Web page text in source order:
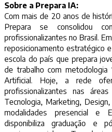
Sobre a Prepara IA:
Com mais de 20 anos de
Prepara se consolidou
profissionalizantes no Brasil.
reposicionamento estratégico
escola do país que prepara
de trabalho com metodologia
Artificial. Hoje, a rede
profissionalizantes nas
Tecnologia, Marketing,
modalidades presencial e
disponibiliza graduação e